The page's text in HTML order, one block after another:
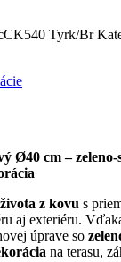
Tyrk/Br
Ø40 cm –
z kovu s
aj exteriéru.
úprave so
na terasu,